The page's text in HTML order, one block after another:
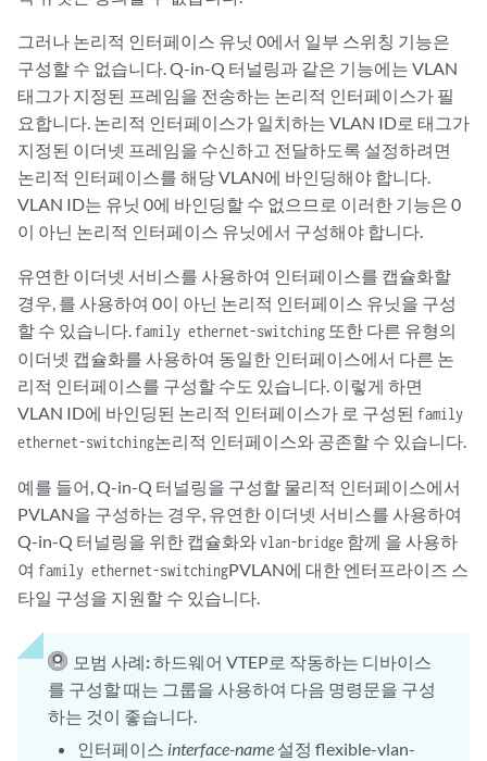
그러나 논리적 인터페이스 유닛 0에서 일부 스위칭 기능은
구성할 수 없습니다. Q-in-Q 터널링과 같은 기능에는 VLAN
태그가 지정된 프레임을 전송하는 논리적 인터페이스가 필
요합니다. 논리적 인터페이스가 일치하는 VLAN ID로 태그가
지정된 이더넷 프레임을 수신하고 전달하도록 설정하려면
논리적 인터페이스를 해당 VLAN에 바인딩해야 합니다.
VLAN ID는 유닛 0에 바인딩할 수 없으므로 이러한 기능은 0
이 아닌 논리적 인터페이스 유닛에서 구성해야 합니다.
유연한 이더넷 서비스를 사용하여 인터페이스를 캡슐화할
경우, 를 사용하여 0이 아닌 논리적 인터페이스 유닛을 구성
할 수 있습니다. family ethernet-switching 또한 다른 유형의
이더넷 캡슐화를 사용하여 동일한 인터페이스에서 다른 논
리적 인터페이스를 구성할 수도 있습니다. 이렇게 하면
VLAN ID에 바인딩된 논리적 인터페이스가 로 구성된 family
ethernet-switching논리적 인터페이스와 공존할 수 있습니다.
예를 들어, Q-in-Q 터널링을 구성할 물리적 인터페이스에서
PVLAN을 구성하는 경우, 유연한 이더넷 서비스를 사용하여
Q-in-Q 터널링을 위한 캡슐화와vlan-bridge 함께 을 사용하
여 family ethernet-switchingPVLAN에 대한 엔터프라이즈 스
타일 구성을 지원할 수 있습니다.
모범 사례:하드웨어 VTEP로 작동하는 디바이스
를 구성할 때는 그룹을 사용하여 다음 명령문을 구성
하는 것이 좋습니다.
인터페이스 interface-name 설정 flexible-vlan-